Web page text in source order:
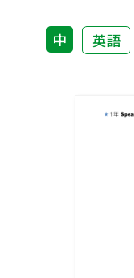
中 英語